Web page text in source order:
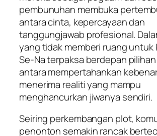
pembunuhan membuka
antara cinta, kepercayaan dan
tanggungjawab profesional.
yang tidak memberi ruang untuk
Se-Na terpaksa berdepan
antara mempertahankan
menerima realiti yang mampu
menghancurkan jiwanya sendiri.
Seiring perkembangan plot,
penonton semakin rancak